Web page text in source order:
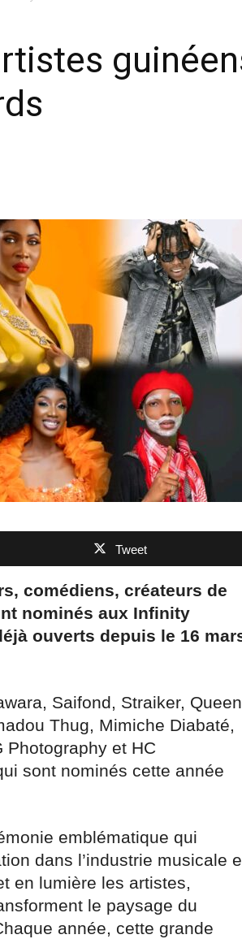
Tweet
comédiens, créateurs de
nominés aux Infinity
ouverts depuis le 16
Saifond, Straiker, Queen
Thug, Mimiche Diabaté,
Photography et HC
sont nominés cette année
emblématique qui
dans l’industrie musicale
en lumière les artistes,
le paysage du
année, cette grande